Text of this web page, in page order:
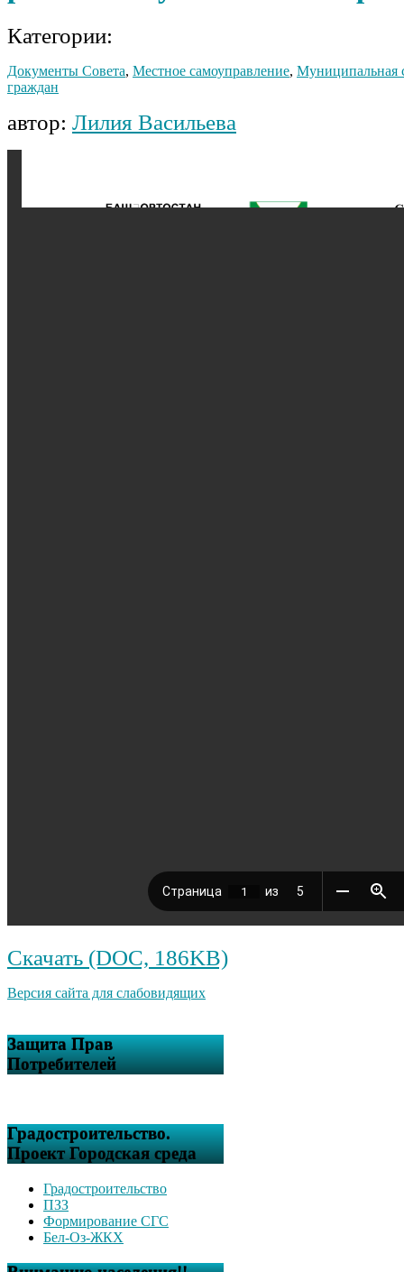
Категории:
Документы Совета, Местное самоуправление, Муниципальная
граждан
автор: Лилия Васильева
Скачать (DOC, 186KB)
Версия сайта для слабовидящих
Защита Прав
Потребителей
Градостроительство.
Проект Городская среда
Градостроительство
ПЗЗ
Формирование СГС
Бел-Оз-ЖКХ